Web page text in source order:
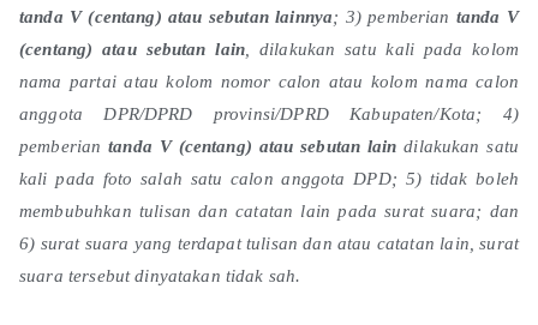
tanda V (centang) atau sebutan lainnya; 3) pemberian tanda V
(centang) atau sebutan lain, dilakukan satu kali pada kolom
nama partai atau kolom nomor calon atau kolom nama calon
anggota DPR/DPRD provinsi/DPRD Kabupaten/Kota; 4)
pemberiantanda V (centang) atau sebutan lain dilakukan satu
kali pada foto salah satu calon anggota DPD; 5) tidak boleh
membubuhkan tulisan dan catatan lain pada surat suara; dan
6) surat suara yang terdapat tulisan dan atau catatan lain, surat
suara tersebut dinyatakan tidak sah.